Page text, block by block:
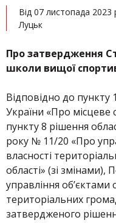
Від 07 листопада
Луцьк
Про затвердження
школи вищої
Відповідно до пункту
України «Про місцеве
пункту 8 рішення
року № 11/20 «Про
власності
області» (зі
управління об’єктами
територіальних
затвердженого